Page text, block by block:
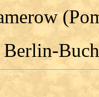
Berlin-